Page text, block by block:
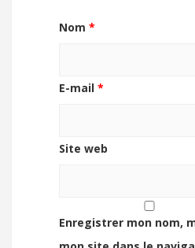
Nom *
E-mail *
Site web
Enregistrer mon nom,